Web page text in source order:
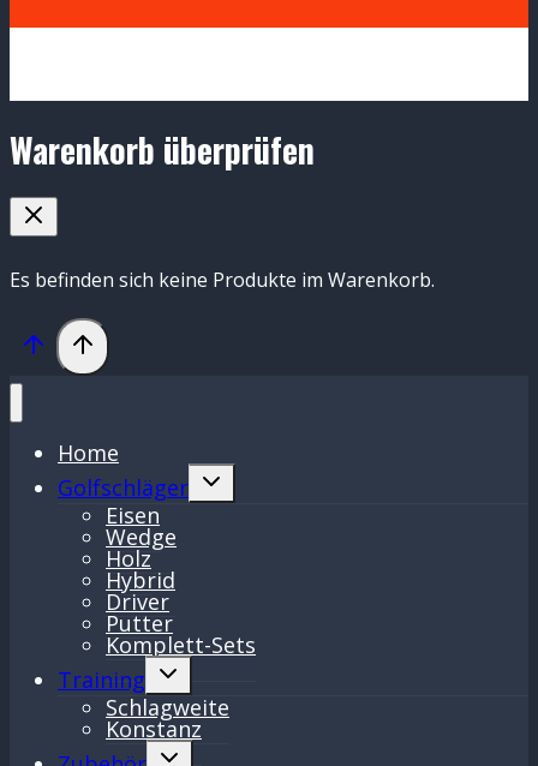
Warenkorb überprüfen
Es befinden sich keine Produkte im Warenkorb.
Home
Golfschläger
Untermenü
umschalten
Eisen
Wedge
Holz
Hybrid
Driver
Putter
Komplett-Sets
Training
Untermenü
umschalten
Schlagweite
Konstanz
Untermenü